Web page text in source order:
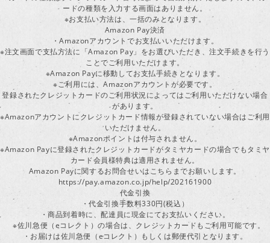
ードの種類を入力する画面はありません。
※お支払い方法は、一括のみとなります。
Amazon Pay決済
・Amazonアカウントでお支払いいただけます。
※注文画面で支払方法に「Amazon Pay」をお選びいただき、注文手続きを行う
ことでご利用いただけます。
※Amazon Payに移動してお支払手続きとなります。
※ご利用には、Amazonアカウントが必要です。
登録されたクレジットカードのご利用状況によってはご利用いただけない場合
があります。
※Amazonアカウントにクレジットカード情報が登録されていない場合はご利用
いただけません。
※Amazonポイントは付与されません。
※Amazon Payに登録されたクレジットカードがタミヤカードの場合でもタミヤ
カード会員様特典は適用されません。
Amazon Payに関するお問合せいはこちらまでお願いします。
https://pay.amazon.co.jp/help/202161900
代金引換
・代金引換手数料330円(税込）
・商品到着時に、配達員に現金にてお支払いください。
※佐川急便（eコレクト）の場合は、クレジットカードもご利用可能です。
・お届けは佐川急便（eコレクト）もしくは郵便代引となります。